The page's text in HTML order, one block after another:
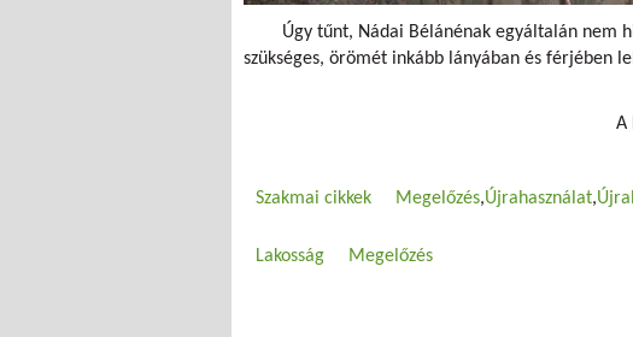
Úgy tűnt, Nádai Bélánénak egyáltalán nem
szükséges, örömét inkább lányában és férjében
A
Szakmai cikkek Megelőzés Újrahasználat
Lakosság Megelőzés